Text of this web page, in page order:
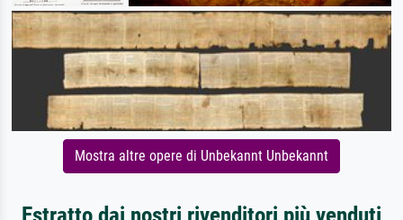
Mostra altre opere di Unbekannt Unbekannt
Estratto dai nostri rivenditori più venduti